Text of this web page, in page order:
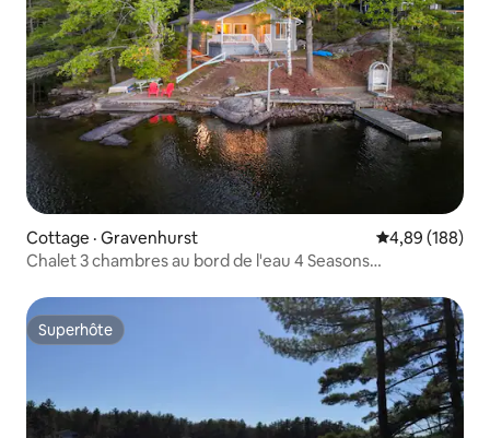
Cottage · Gravenhurst Note
4,89 (188)
Chalet 3 chambres au bord de l'eau 4 Seasons
Superhôte
Superhôte